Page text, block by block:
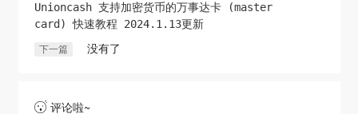
Unioncash 支持加密货币的万事达卡 (master
card) 快速教程 2024.1.13更新
下一篇 没有了
评论啦~